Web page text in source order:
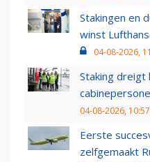
Stakingen en
winst
04-08-2026,
Staking dreigt
04-08-2026, 10:57
Eerste
zelfgemaakt